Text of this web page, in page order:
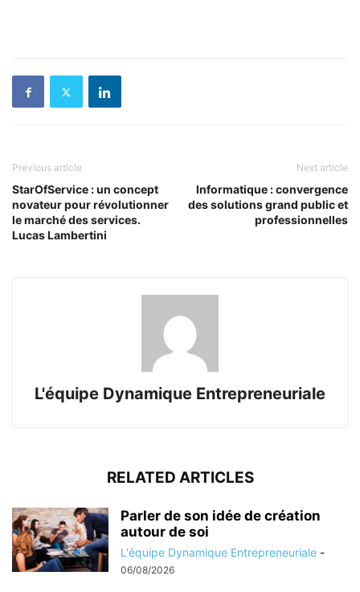
Previous article
StarOfService : un concept
novateur pour révolutionner
le marché des services.
Lucas Lambertini
Next article
Informatique : convergence
des solutions grand public et
professionnelles
L'équipe Dynamique Entrepreneuriale
RELATED ARTICLES
Parler de son idée de création
autour de soi
L'équipe Dynamique Entrepreneuriale -
06/08/2026